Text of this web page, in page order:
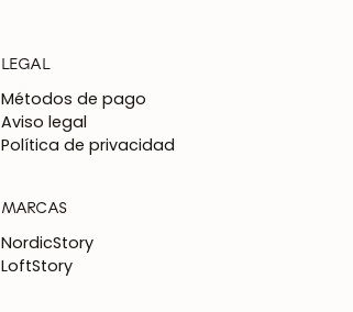
LEGAL
Métodos de pago
Aviso legal
Política de privacidad
MARCAS
NordicStory
LoftStory